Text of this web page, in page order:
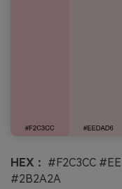
HEX： #F2C3CC
#2B2A2A